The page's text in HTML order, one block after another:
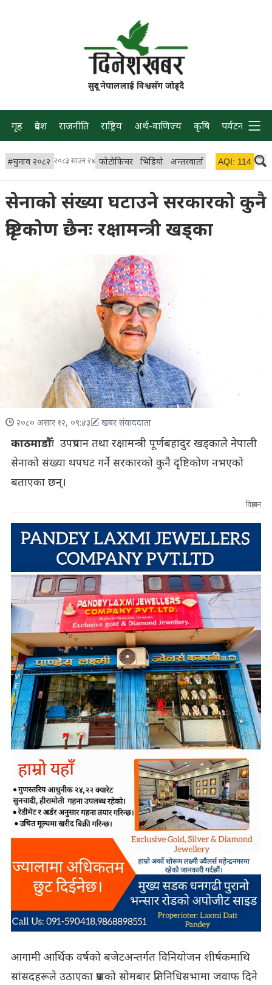
सुदूर नेपाललाई विश्वसँग जोड्दै
गृह प्रदेश राजनीति राष्ट्रिय अर्थ-वाणिज्य कृषि पर्यटन प्रवास
#चुनाव २०८२ २०८३ साउन २४ फोटोफिचर भिडियो अन्तरवार्ता विचार/ब्लग
AQI: 114
सेनाको संख्या घटाउने सरकारको कुनै
दृष्टिकोण छैनः रक्षामन्त्री खड्का
२०८० असार १२, ०९:४३ खबर संवाददाता
काठमाडौँःउपप्रधान तथा रक्षामन्त्री पूर्णबहादुर खड्काले नेपाली
सेनाको संख्या थपघट गर्ने सरकारको कुनै दृष्टिकोण नभएको
बताएका छन्।
विज्ञापन
आगामी आर्थिक वर्षको बजेटअन्तर्गत विनियोजन शीर्षकमाथि
सांसदहरूले उठाएका प्रश्नको सोमबार प्रतिनिधिसभामा जवाफ दिने